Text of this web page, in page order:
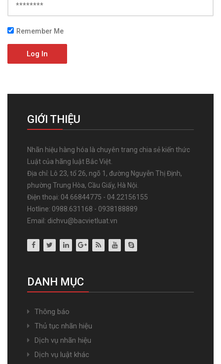
Remember Me
Log In
GIỚI THIỆU
Nhãn hiệu hàng hóa là chuyên trang chia sẻ kiến thức
Luật của hãng luật Bắc Việt.
Địa chỉ: Lô 23, tổ 26, ngõ 1, đường Nguyễn Thị Định,
phường Trung Hòa, Cầu Giấy, Hà Nội.
Điện thoại: 04.66844775 - 04.22156155
Hotline: 0988.631168 - 0938188889
Email: dichvu@bacvietluat.vn
DANH MỤC
Thông báo
Thủ tục nhãn hiệu
Dịch vụ nhãn hiệu
Dịch vụ luật khác